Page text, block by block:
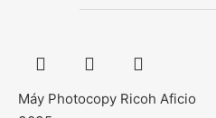
Máy Photocopy Ricoh Aficio